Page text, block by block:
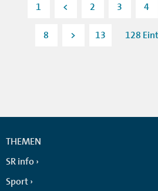
1 < 2 3 4
8 > 13 128
THEMEN
SR info
Sport